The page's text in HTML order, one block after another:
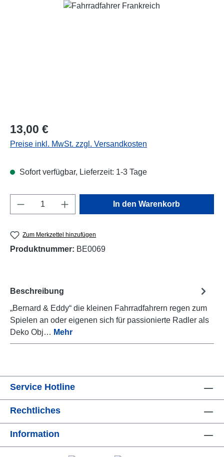
Bildergalerie überspringen
Regulärer Preis:
13,00 €
Preise inkl. MwSt. zzgl. Versandkosten
Sofort verfügbar, Lieferzeit: 1-3 Tage
Produkt Anzahl: Gib den gewünschten
In den Warenkorb
Zum Merkzettel hinzufügen
Produktnummer: BE0069
Beschreibung
„Bernard & Eddy“ die kleinen Fahrradfahrern regen zum
Spielen an oder eigenen sich für passionierte Radler als
Deko Obj… Mehr
Service Hotline
Rechtliches
Information